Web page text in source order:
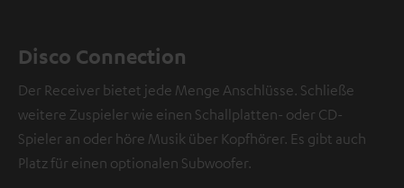
Disco Connection
Der Receiver bietet jede Menge Anschlüsse. Schließe
weitere Zuspieler wie einen Schallplatten- oder CD-
Spieler an oder höre Musik über Kopfhörer. Es gibt auch
Platz für einen optionalen Subwoofer.